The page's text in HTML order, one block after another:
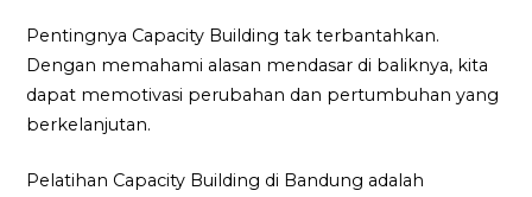
Pentingnya Capacity Building tak terbantahkan.
Dengan memahami alasan mendasar di baliknya, kita
dapat memotivasi perubahan dan pertumbuhan yang
berkelanjutan.
Pelatihan Capacity Building di Bandung adalah